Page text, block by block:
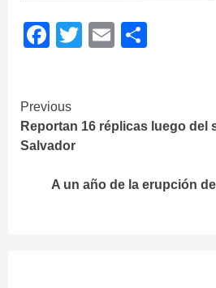
Facebook
Twitter
Email
Continue
Reading
Previous
Reportan 16 réplicas luego del
Salvador
A un año de la erupción